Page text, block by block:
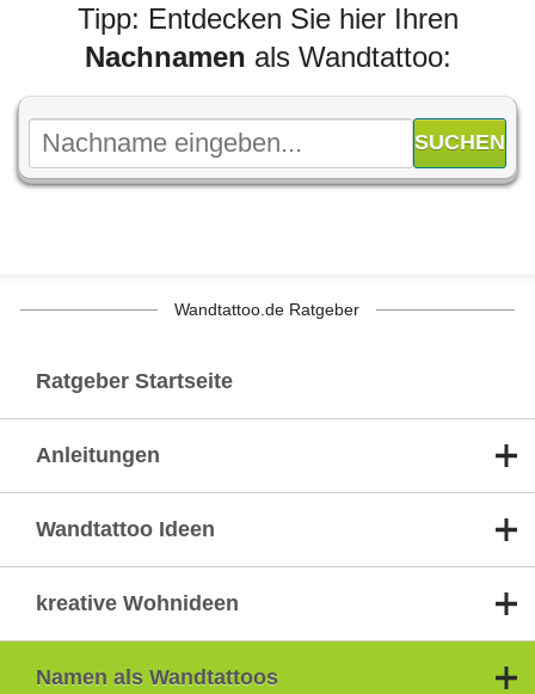
Tipp: Entdecken Sie hier Ihren
Nachnamen als Wandtattoo:
Wandtattoo.de Ratgeber
Ratgeber Startseite
Anleitungen
Wandtattoo Ideen
kreative Wohnideen
Namen als Wandtattoos